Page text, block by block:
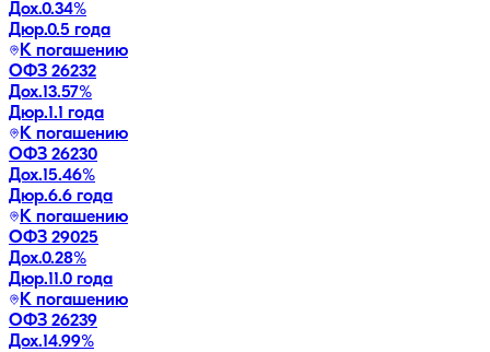
Дох.0.34%
Дюр.0.5 года
К погашению
ОФЗ 26232
Дох.13.57%
Дюр.1.1 года
К погашению
ОФЗ 26230
Дох.15.46%
Дюр.6.6 года
К погашению
ОФЗ 29025
Дох.0.28%
Дюр.11.0 года
К погашению
ОФЗ 26239
Дох.14.99%